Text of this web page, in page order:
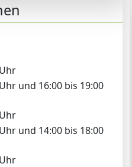
und 16:00 bis 19:00
und 14:00 bis 18:00